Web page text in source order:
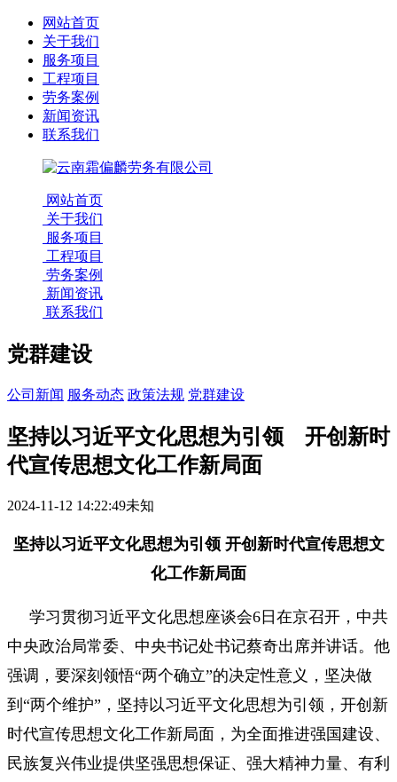
网站首页
关于我们
服务项目
工程项目
劳务案例
新闻资讯
联系我们
网站首页
关于我们
服务项目
工程项目
劳务案例
新闻资讯
联系我们
党群建设
公司新闻 服务动态 政策法规 党群建设
坚持以习近平文化思想为引领 开创新时
代宣传思想文化工作新局面
2024-11-12 14:22:49未知
坚持以习近平文化思想为引领 开创新时代宣传思想文
化工作新局面
学习贯彻习近平文化思想座谈会6日在京召开，中共
中央政治局常委、中央书记处书记蔡奇出席并讲话。他
强调，要深刻领悟“两个确立”的决定性意义，坚决做
到“两个维护”，坚持以习近平文化思想为引领，开创新
时代宣传思想文化工作新局面，为全面推进强国建设、
民族复兴伟业提供坚强思想保证、强大精神力量、有利